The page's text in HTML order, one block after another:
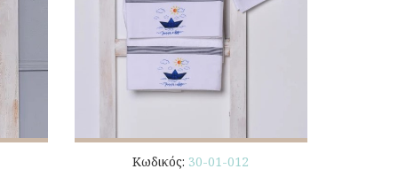
Κωδικός: 30-01-012